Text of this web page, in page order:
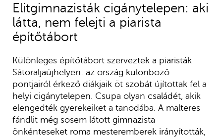
Elitgimnazisták cigánytelepen: aki
látta, nem felejti a piarista
építőtábort
Különleges építőtábort szerveztek a piaristák
Sátoraljaújhelyen: az ország különböző
pontjairól érkező diákjaik öt szobát újítottak fel a
helyi cigánytelepen. Csupa olyan családét, akik
elengedték gyerekeiket a tanodába. A malteres
fándlit még sosem látott gimnazista
önkénteseket roma mesteremberek irányították,